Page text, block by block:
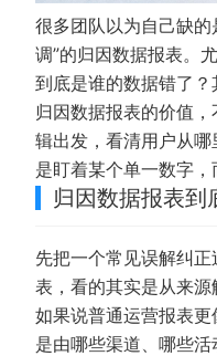
很多团队以为自己缺
调”的归因数据报表。
到底是谁的数据错了
归因数据报表的价值
辑出发，看清用户从
是盯着某个单一数字
归因数据报表到
先把一个常见误解纠
表，看的其实是从来源
如果说普通运营报表
是由哪些渠道、哪些